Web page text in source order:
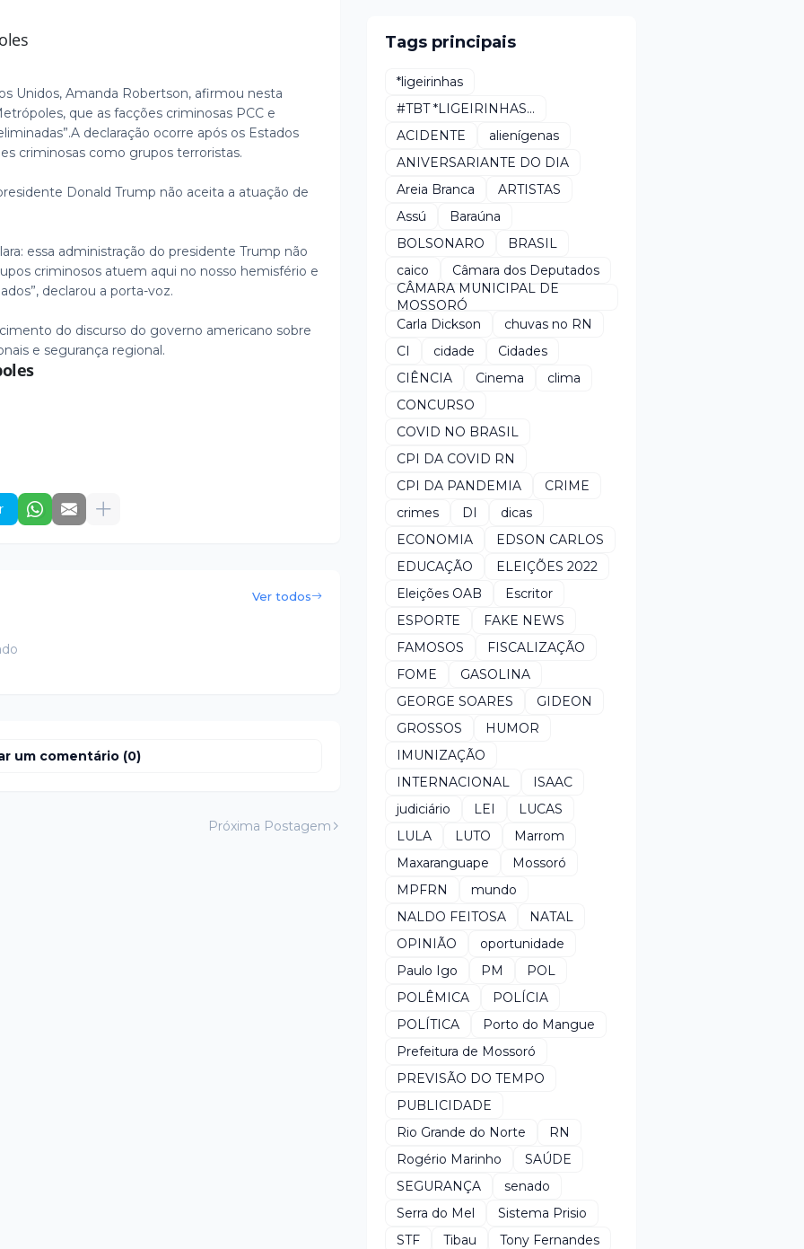
Unidos, Amanda Robertson, afirmou nesta
que as facções criminosas PCC e
A declaração ocorre após os Estados
criminosas como grupos terroristas.
Donald Trump não aceita a atuação de
essa administração do presidente Trump não
criminosos atuem aqui no nosso hemisfério e
declarou a porta-voz.
do discurso do governo americano sobre
e segurança regional.
Ver todos
um comentário (0)
Próxima Postagem
Tags principais
*ligeirinhas
#TBT *LIGEIRINHAS...
ACIDENTE
alienígenas
ANIVERSARIANTE DO DIA
Areia Branca
ARTISTAS
Assú
Baraúna
BOLSONARO
BRASIL
caico
Câmara dos Deputados
CÂMARA MUNICIPAL DE
MOSSORÓ
Carla Dickson
chuvas no RN
CI
cidade
Cidades
CIÊNCIA
Cinema
clima
CONCURSO
COVID NO BRASIL
CPI DA COVID RN
CPI DA PANDEMIA
CRIME
crimes
DI
dicas
ECONOMIA
EDSON CARLOS
EDUCAÇÃO
ELEIÇÕES 2022
Eleições OAB
Escritor
ESPORTE
FAKE NEWS
FAMOSOS
FISCALIZAÇÃO
FOME
GASOLINA
GEORGE SOARES
GIDEON
GROSSOS
HUMOR
IMUNIZAÇÃO
INTERNACIONAL
ISAAC
judiciário
LEI
LUCAS
LULA
LUTO
Marrom
Maxaranguape
Mossoró
MPFRN
mundo
NALDO FEITOSA
NATAL
OPINIÃO
oportunidade
Paulo Igo
PM
POL
POLÊMICA
POLÍCIA
POLÍTICA
Porto do Mangue
Prefeitura de Mossoró
PREVISÃO DO TEMPO
PUBLICIDADE
Rio Grande do Norte
RN
Rogério Marinho
SAÚDE
SEGURANÇA
senado
Serra do Mel
Sistema Prisio
STF
Tibau Tony Fernandes